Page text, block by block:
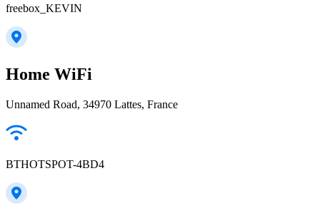
freebox_KEVIN
Home WiFi
Unnamed Road, 34970 Lattes, France
BTHOTSPOT-4BD4